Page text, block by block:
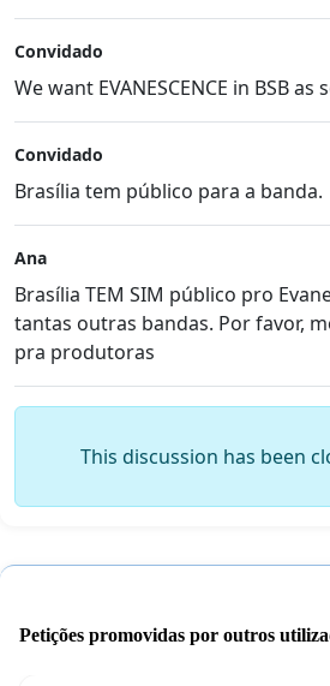
Convidado
We want EVANESCENCE in BSB
Convidado
Brasília tem público para a banda.
Ana
Brasília TEM SIM público pro
tantas outras bandas. Por favor,
pra produtoras
This discussion has been
Petições promovidas por outros